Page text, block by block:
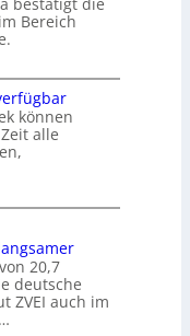
Bereich
können
alle
20,7
deutsche
ZVEI auch im